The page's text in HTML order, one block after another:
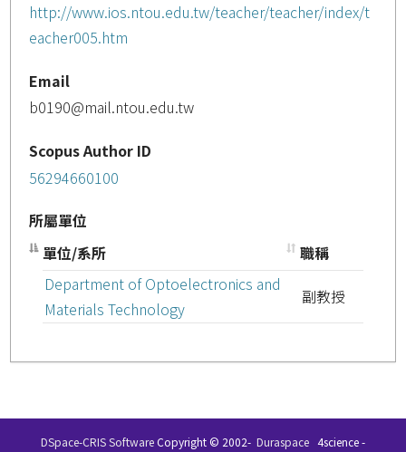
http://www.ios.ntou.edu.tw/teacher/teacher/index/t
eacher005.htm
Email
b0190@mail.ntou.edu.tw
Scopus Author ID
56294660100
所屬單位
單位/系所
職稱
Department of Optoelectronics and
Materials Technology
副教授
DSpace-CRIS SoftwareCopyright © 2002- Duraspace 4science -